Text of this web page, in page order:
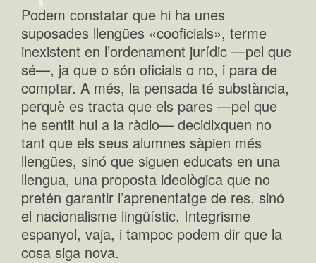
Podem constatar que hi ha unes
suposades llengües «cooficials», terme
inexistent en l’ordenament jurídic —pel que
sé—, ja que o són oficials o no, i para de
comptar. A més, la pensada té substància,
perquè es tracta que els pares —pel que
he sentit hui a la ràdio— decidixquen no
tant que els seus alumnes sàpien més
llengües, sinó que siguen educats en una
llengua, una proposta ideològica que no
pretén garantir l’aprenentatge de res, sinó
el nacionalisme lingüístic. Integrisme
espanyol, vaja, i tampoc podem dir que la
cosa siga nova.